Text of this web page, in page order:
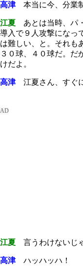
高津本当に今、分業制
江夏 あとは当時、パ
導入で９人攻撃になっ
は難しい、と。それも
３０球、４０球だ。だ
けだよ。
高津江夏さん、すぐ
江夏 言うわけないじ
高津ハッハッハ！